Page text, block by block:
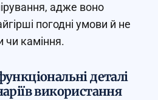
адже воно
погодні умови й не
чи каміння.
деталі
використання